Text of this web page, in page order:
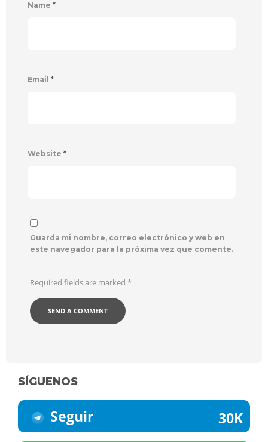
Name *
Email *
Website *
Guarda mi nombre, correo electrónico y web en
este navegador para la próxima vez que comente.
Required fields are marked *
SÍGUENOS
Seguir 30K